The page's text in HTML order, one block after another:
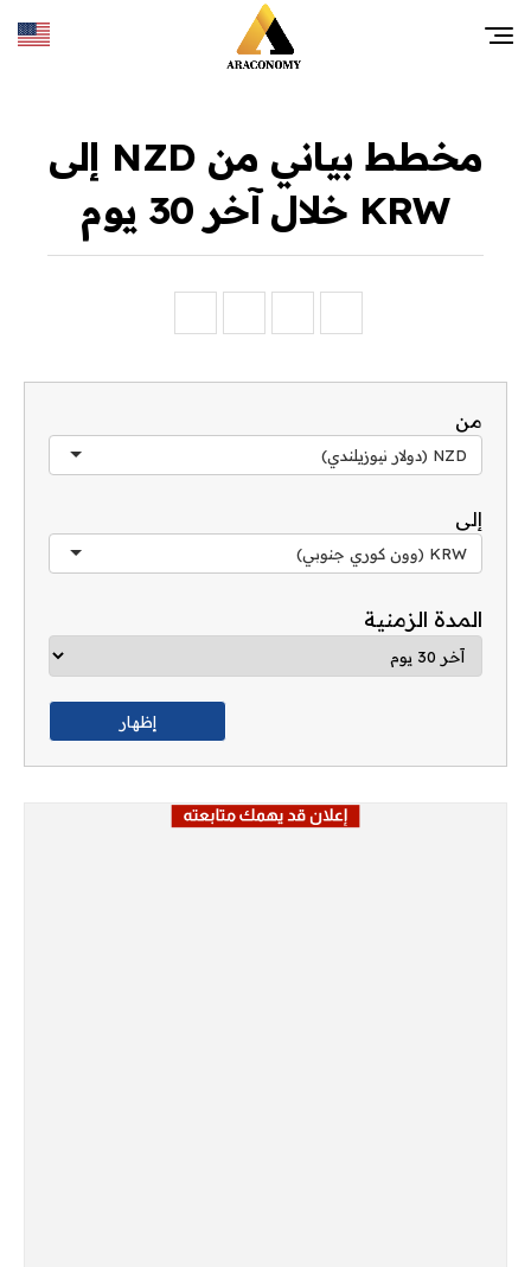
مخطط بياني من NZD إلى
KRW خلال آخر 30 يوم
من
NZD (دولار نيوزيلندي)
إلى
KRW (وون كوري جنوبي)
المدة الزمنية